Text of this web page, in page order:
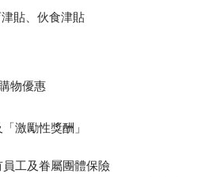
貼、伙食津貼
物優惠
激勵性獎酬」
工及眷屬團體保險